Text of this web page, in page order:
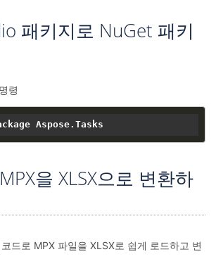
패키지로 NuGet 패키
령
을 XLSX으로 변환하
드로 MPX 파일을 XLSX로 쉽게 로드하고 변